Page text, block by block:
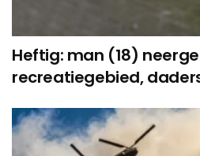
Heftig: man (18)
recreatiegebied,